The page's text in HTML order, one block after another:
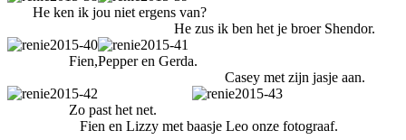
He ken ik jou niet ergens van?
He zus ik ben het je broer Shendor.
Fien,Pepper en Gerda.
Casey met zijn jasje aan.
Zo past het net.
Fien en Lizzy met baasje Leo onze fotograaf.